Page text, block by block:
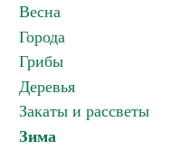
Весна
Города
Грибы
Деревья
Закаты и рассветы
Зима